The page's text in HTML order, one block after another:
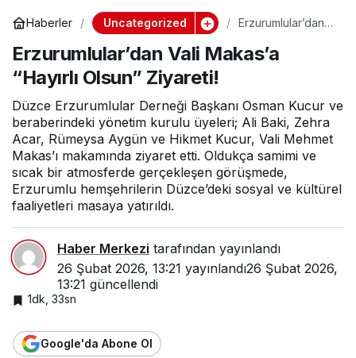
Haberler Uncategorized
Erzurumlular’dan
“Hayırlı Olsun”
Ziyareti!
Erzurumlular’dan Vali Makas’a
“Hayırlı Olsun” Ziyareti!
Düzce Erzurumlular Derneği Başkanı Osman Kucur ve
beraberindeki yönetim kurulu üyeleri; Ali Baki, Zehra
Acar, Rümeysa Aygün ve Hikmet Kucur, Vali Mehmet
Makas’ı makamında ziyaret etti. Oldukça samimi ve
sıcak bir atmosferde gerçekleşen görüşmede,
Erzurumlu hemşehrilerin Düzce’deki sosyal ve kültürel
faaliyetleri masaya yatırıldı.
Haber Merkezi tarafından yayınlandı
26 Şubat 2026, 13:21 yayınlandı26 Şubat 2026,
13:21 güncellendi
1dk, 33sn
Google'da Abone Ol